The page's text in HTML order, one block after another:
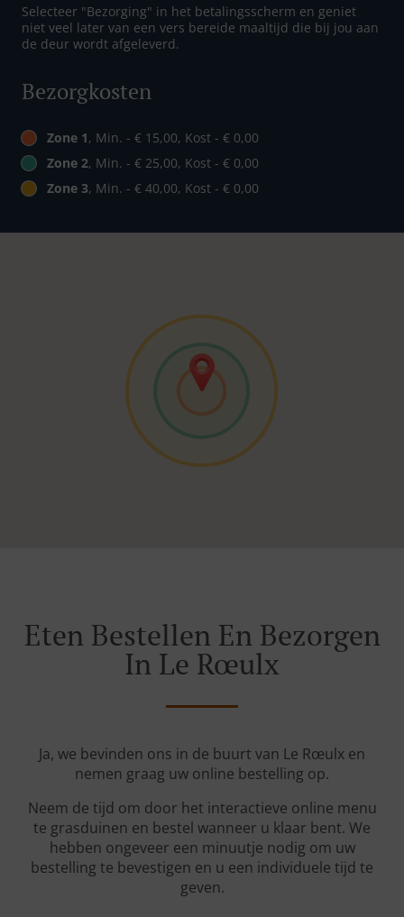
Selecteer "Bezorging" in het betalingsscherm en geniet
niet veel later van een vers bereide maaltijd die bij jou aan
de deur wordt afgeleverd.
Bezorgkosten
Zone 1, Min. - € 15,00, Kost - € 0,00
Zone 2, Min. - € 25,00, Kost - € 0,00
Zone 3, Min. - € 40,00, Kost - € 0,00
Eten Bestellen En Bezorgen
In Le Rœulx
Ja, we bevinden ons in de buurt van Le Rœulx en
nemen graag uw online bestelling op.
Neem de tijd om door het interactieve online menu
te grasduinen en bestel wanneer u klaar bent. We
hebben ongeveer een minuutje nodig om uw
bestelling te bevestigen en u een individuele tijd te
geven.